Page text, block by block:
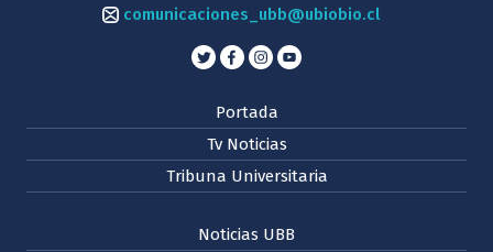
comunicaciones_ubb@ubiobio.cl
Portada
Tv Noticias
Tribuna Universitaria
Noticias UBB